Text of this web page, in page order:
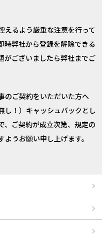
えるよう厳重な注意を行って
時弊社から登録を解除できる
がございましたら弊社までご
のご契約をいただいた方へ
し！）キャッシュバックとし
、ご契約が成立次第、規定の
うお願い申し上げます。